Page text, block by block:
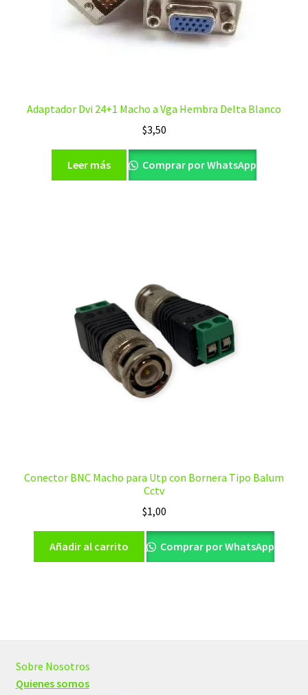
Adaptador Dvi 24+1 Macho a Vga Hembra Delta Blanco
$3,50
Leer más Comprar por WhatsApp
Conector BNC Macho para Utp con Bornera Tipo Balum
Cctv
$1,00
Añadir al carrito Comprar por WhatsApp
Sobre Nosotros
Quienes somos